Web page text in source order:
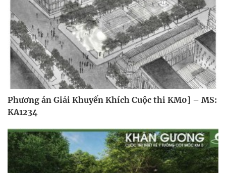
Phương án Giải Khuyến Khích Cuộc thi KM0] – MS:
KA1234